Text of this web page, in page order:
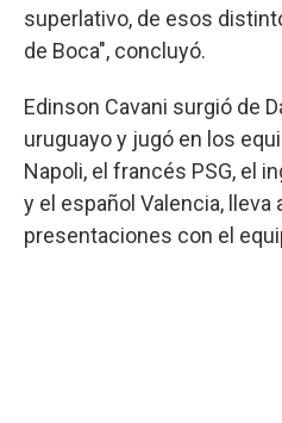
superlativo, de esos
de Boca", concluyó.
Edinson Cavani surgió de
uruguayo y jugó en los
Napoli, el francés PSG, el
y el español Valencia,
presentaciones con el